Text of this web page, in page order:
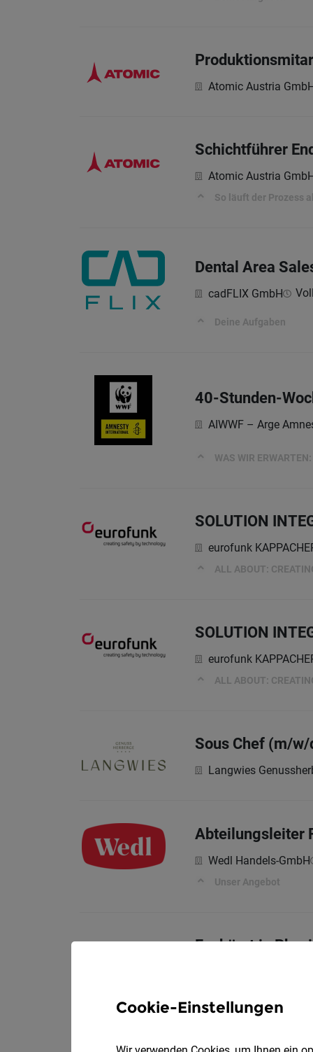
Atomic Austria
Schichtführer
Atomic Austria
So läuft der Prozess
Dental Area
cadFLIX GmbH
Deine Aufgaben
40-Stunden-
AIWWF – Arge
WAS WIR ERWARTEN:
SOLUTION
eurofunk
ALL ABOUT:
SOLUTION
eurofunk
ALL ABOUT:
Sous Chef (m/w/
Langwies
Abteilungsleiter
Wedl Handels-GmbH
Unser Angebot
Fachärzt:in
Cookie-Einstellungen